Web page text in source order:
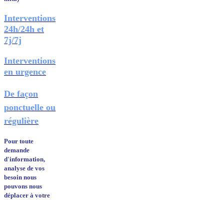
Interventions
24h/24h et
7j/7j
Interventions
en urgence
De façon
ponctuelle ou
régulière
Pour toute
demande
d'information,
analyse de vos
besoin nous
pouvons nous
déplacer à votre